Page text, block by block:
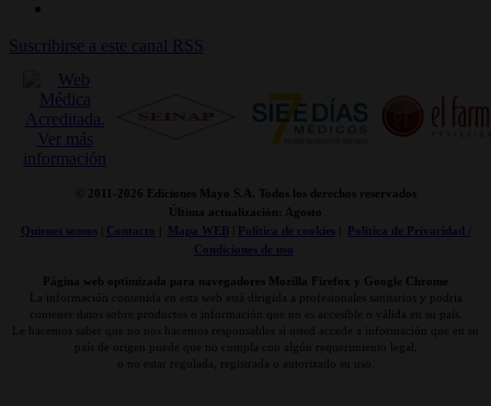
Suscribirse a este canal RSS
© 2011- 2026 Ediciones Mayo S.A. Todos los derechos reservados
Última actualización: Agosto
Quienes somos| Contacto Mapa WEB| Politica de cookies|
Politica de Privacidad /
Condiciones de uso
Página web optimizada para navegadores Mozilla Firefox y Google Chrome
La información contenida en esta web está dirigida a profesionales sanitarios y podría
contener datos sobre productos o información que no es accesible o válida en su país.
Le hacemos saber que no nos hacemos responsables si usted accede a información que en su
país de origen puede que no cumpla con algún requerimiento legal,
o no estar regulada, registrada o autorizado su uso.